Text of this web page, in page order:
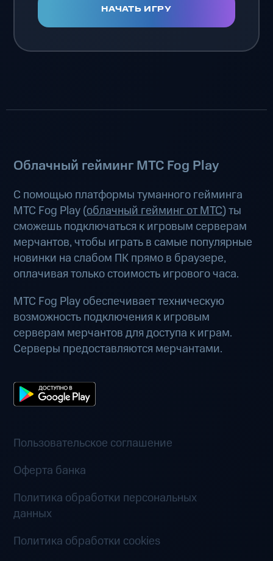
НАЧАТЬ ИГРУ
Облачный гейминг МТС Fog Play
С помощью платформы туманного гейминга
МТС Fog Play (облачный гейминг от МТС) ты
сможешь подключаться к игровым серверам
мерчантов, чтобы играть в самые популярные
новинки на слабом ПК прямо в браузере,
оплачивая только стоимость игрового часа.
МТС Fog Play обеспечивает техническую
возможность подключения к игровым
серверам мерчантов для доступа к играм.
Серверы предоставляются мерчантами.
Пользовательское соглашение
Оферта банка
Политика обработки персональных
данных
Политика обработки cookies